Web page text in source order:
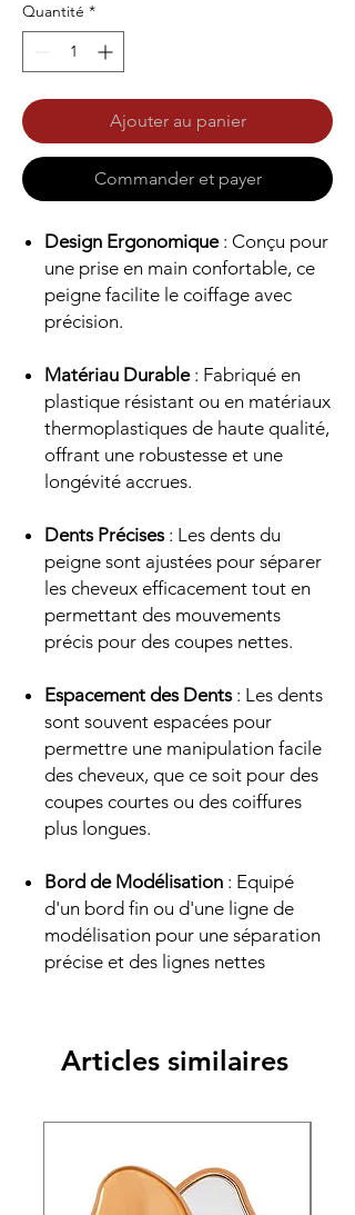
Quantité *
Ajouter au panier
Commander et payer
Design Ergonomique : Conçu pour
une prise en main confortable, ce
peigne facilite le coiffage avec
précision.
Matériau Durable: Fabriqué en
plastique résistant ou en matériaux
thermoplastiques de haute qualité,
offrant une robustesse et une
longévité accrues.
Dents Précises : Les dents du
peigne sont ajustées pour séparer
les cheveux efficacement tout en
permettant des mouvements
précis pour des coupes nettes.
Espacement des Dents: Les dents
sont souvent espacées pour
permettre une manipulation facile
des cheveux, que ce soit pour des
coupes courtes ou des coiffures
plus longues.
Bord de Modélisation : Equipé
d'un bord fin ou d'une ligne de
modélisation pour une séparation
précise et des lignes nettes
Articles similaires